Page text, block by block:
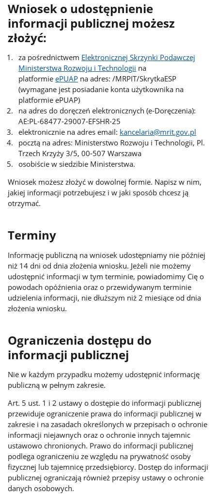
Wniosek o udostępnienie
informacji publicznej możesz
złożyć:
za pośrednictwem Elektronicznej Skrzynki Podawczej
Ministerstwa Rozwoju i Technologii na
platformieePUAP na adres: /MRPIT/SkrytkaESP
(wymagane jest posiadanie konta użytkownika na
platformie ePUAP)
na adres do doręczeń elektronicznych (e-Doręczenia):
AE:PL-68477-29007-EFSHR-25
elektronicznie na adres email: kancelaria@mrit.gov.pl
pocztą na adres: Ministerstwo Rozwoju i Technologii, Pl.
Trzech Krzyży 3/5, 00-507 Warszawa
osobiście w siedzibie Ministerstwa.
Wniosek możesz złożyć w dowolnej formie. Napisz w nim,
jakiej informacji potrzebujesz i w jaki sposób chcesz ją
otrzymać.
Terminy
Informację publiczną na wniosek udostępniamy nie później
niż 14 dni od dnia złożenia wniosku. Jeżeli nie możemy
udostępnić informacji w tym terminie, powiadomimy Cię o
powodach opóźnienia oraz o przewidywanym terminie
udzielenia informacji, nie dłuższym niż 2 miesiące od dnia
złożenia wniosku.
Ograniczenia dostępu do
informacji publicznej
Nie w każdym przypadku możemy udostępnić informację
publiczną w pełnym zakresie.
Art. 5 ust. 1 i 2 ustawy o dostępie do informacji publicznej
przewiduje ograniczenie prawa do informacji publicznej w
zakresie i na zasadach określonych w przepisach o ochronie
informacji niejawnych oraz o ochronie innych tajemnic
ustawowo chronionych. Prawo do informacji publicznej
podlega ograniczeniu ze względu na prywatność osoby
fizycznej lub tajemnicę przedsiębiorcy. Dostęp do informacji
publicznej ograniczają również przepisy ustawy o ochronie
danych osobowych.